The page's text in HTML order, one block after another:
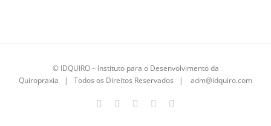
© IDQUIRO– Instituto para o Desenvolvimento da
Quiropraxia | Todos os Direitos Reservados | adm@idquiro.com
FacebookInstagram LinkedIn